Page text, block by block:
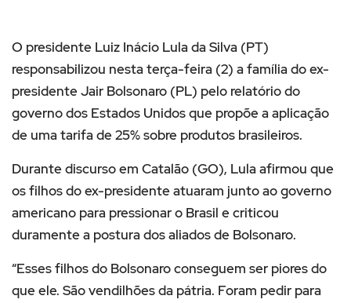
O presidente Luiz Inácio Lula da Silva (PT)
responsabilizou nesta terça-feira (2) a família do ex-
presidente Jair Bolsonaro (PL) pelo relatório do
governo dos Estados Unidos que propõe a aplicação
de uma tarifa de 25% sobre produtos brasileiros.
Durante discurso em Catalão (GO), Lula afirmou que
os filhos do ex-presidente atuaram junto ao governo
americano para pressionar o Brasil e criticou
duramente a postura dos aliados de Bolsonaro.
“Esses filhos do Bolsonaro conseguem ser piores do
que ele. São vendilhões da pátria. Foram pedir para